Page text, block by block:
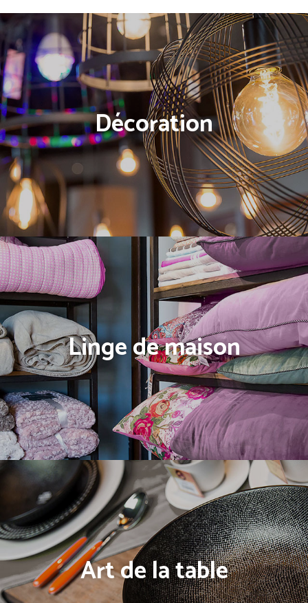
Décoration
Linge de maison
Art de la table